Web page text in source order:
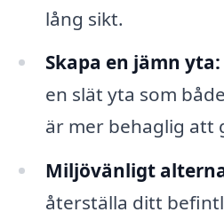
lång sikt.
Skapa en jämn yta:
en slät yta som
är mer behaglig att
Miljövänligt
återställa ditt